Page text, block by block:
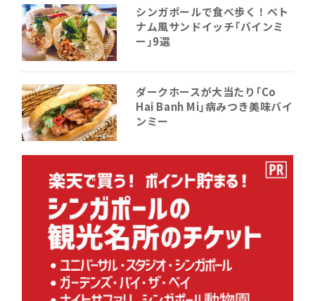
シンガポールで食べ歩く！ベト
ナム風サンドイッチ「バインミ
ー」9選
ダークホースが大当たり「Co
Hai Banh Mi」病みつき美味バイ
ンミー